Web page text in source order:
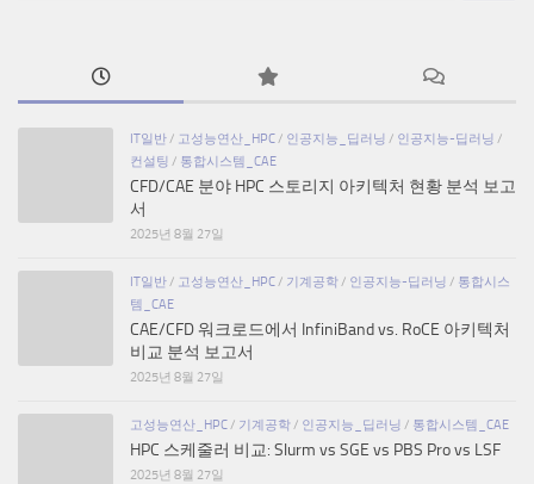
IT일반 / 고성능연산_HPC / 인공지능_딥러닝 / 인공지능-딥러닝 /
컨설팅 / 통합시스템_CAE
CFD/CAE 분야 HPC 스토리지 아키텍처 현황 분석 보고
서
2025년 8월 27일
IT일반 / 고성능연산_HPC / 기계공학 / 인공지능-딥러닝 / 통합시스
템_CAE
CAE/CFD 워크로드에서 InfiniBand vs. RoCE 아키텍처
비교 분석 보고서
2025년 8월 27일
고성능연산_HPC / 기계공학 / 인공지능_딥러닝 / 통합시스템_CAE
HPC 스케줄러 비교: Slurm vs SGE vs PBS Pro vs LSF
2025년 8월 27일